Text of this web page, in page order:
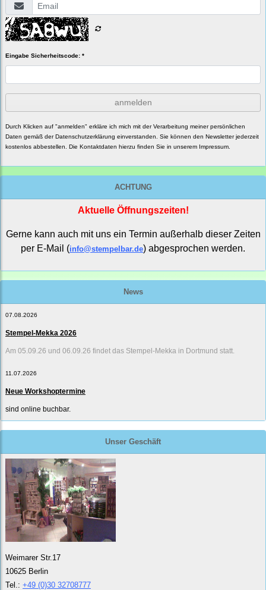
Eingabe Sicherheitscode: *
anmelden
Durch Klicken auf "anmelden" erkläre ich mich mit der Verarbeitung meiner persönlichen
Daten gemäß der Datenschutzerklärung einverstanden. Sie können den Newsletter jederzeit
kostenlos abbestellen. Die Kontaktdaten hierzu finden Sie in unserem Impressum.
ACHTUNG
Aktuelle Öffnungszeiten!
Gerne kann auch mit uns ein Termin außerhalb dieser Zeiten
per E-Mail (info@stempelbar.de) abgesprochen werden.
News
07.08.2026
Stempel-Mekka 2026
Am 05.09.26 und 06.09.26 findet das Stempel-Mekka in Dortmund statt.
11.07.2026
Neue Workshoptermine
sind online buchbar.
Unser Geschäft
Weimarer Str.17
10625 Berlin
Tel.: +49 (0)30 32708777